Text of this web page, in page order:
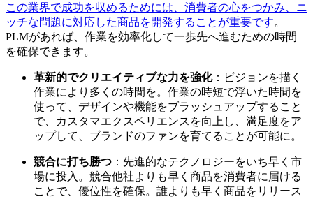
この業界で成功を収めるためには、消費者の心をつかみ、ニ
ッチな問題に対応した商品を開発することが重要です。
PLMがあれば、作業を効率化して一歩先へ進むための時間
を確保できます。
革新的でクリエイティブな力を強化：ビジョンを描く
作業により多くの時間を。作業の時短で浮いた時間を
使って、デザインや機能をブラッシュアップすること
で、カスタマエクスペリエンスを向上し、満足度をア
ップして、ブランドのファンを育てることが可能に。
競合に打ち勝つ ：先進的なテクノロジーをいち早く市
場に投入。競合他社よりも早く商品を消費者に届ける
ことで、優位性を確保。誰よりも早く商品をリリース